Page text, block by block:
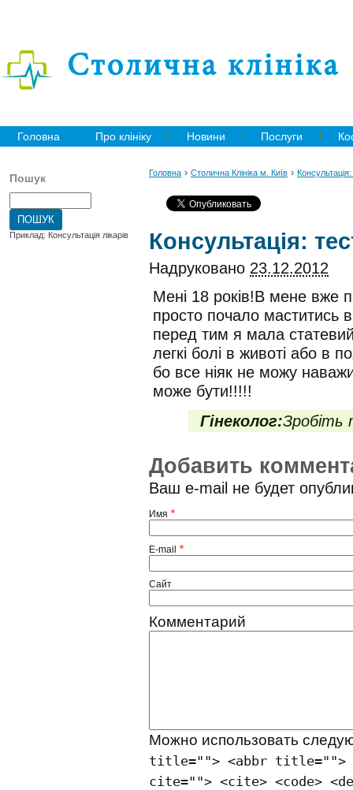
Головна Про клініку Новини Послуги
Пошук
Приклад: Консультація лікарів
Головна › Столична Клініка м. Київ › Консультація:
Консультація:
Надруковано 23.12.2012
Менi 18 рокiв!В мене вже
просто почало маститись
перед тим я мала
легкi болi в животi або в
бо все нiяк не можу
може бути!!!!!
Гінеколог:Зробіть
Добавить
Ваш e-mail не будет
Имя *
E-mail *
Сайт
Комментарий
Можно использовать
title=""> <abbr title="">
cite=""> <cite> <code>